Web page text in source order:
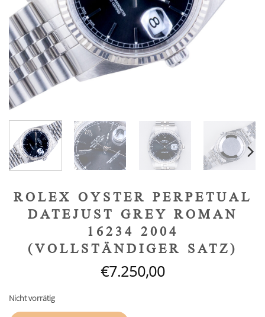
ROLEX OYSTER PERPETUAL
DATEJUST GREY ROMAN
16234 2004
(VOLLSTÄNDIGER SATZ)
€7.250,00
Nicht vorrätig